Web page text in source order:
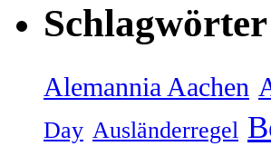
Schlagwörter
Alemannia Aachen
Day Ausländerregel